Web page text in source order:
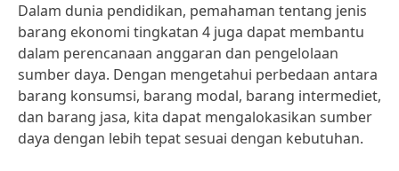
Dalam dunia pendidikan, pemahaman tentang jenis
barang ekonomi tingkatan 4 juga dapat membantu
dalam perencanaan anggaran dan pengelolaan
sumber daya. Dengan mengetahui perbedaan antara
barang konsumsi, barang modal, barang intermediet,
dan barang jasa, kita dapat mengalokasikan sumber
daya dengan lebih tepat sesuai dengan kebutuhan.